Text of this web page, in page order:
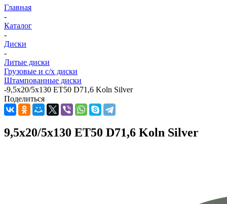
Главная
-
Каталог
-
Диски
-
Литые диски
Грузовые и с/х диски
Штампованные диски
-9,5x20/5x130 ET50 D71,6 Koln Silver
Поделиться
9,5x20/5x130 ET50 D71,6 Koln Silver